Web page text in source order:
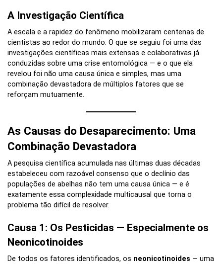
A Investigação Científica
A escala e a rapidez do fenômeno mobilizaram centenas de
cientistas ao redor do mundo. O que se seguiu foi uma das
investigações científicas mais extensas e colaborativas já
conduzidas sobre uma crise entomológica — e o que ela
revelou foi não uma causa única e simples, mas uma
combinação devastadora de múltiplos fatores que se
reforçam mutuamente.
As Causas do Desaparecimento: Uma
Combinação Devastadora
A pesquisa científica acumulada nas últimas duas décadas
estabeleceu com razoável consenso que o declínio das
populações de abelhas não tem uma causa única — e é
exatamente essa complexidade multicausal que torna o
problema tão difícil de resolver.
Causa 1: Os Pesticidas — Especialmente os
Neonicotinoides
De todos os fatores identificados, os neonicotinoides — uma